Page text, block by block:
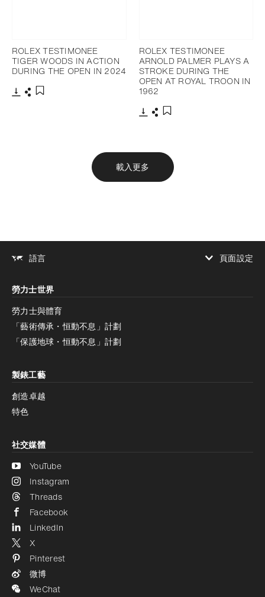
ROLEX TESTIMONEE
TIGER WOODS IN ACTION
DURING THE OPEN IN 2024
ROLEX TESTIMONEE
ARNOLD PALMER PLAYS A
STROKE DURING THE
OPEN AT ROYAL TROON IN
1962
載入更多
語言
頁面設定
增加對比度
停用
減少動畫
減少動畫
停用
勞力士世界
勞力士與體育
「藝術傳承・恒動不息」計劃
「保護地球・恒動不息」計劃
製錶工藝
創造卓越
特色
社交媒體
YouTube
Instagram
Threads
Facebook
LinkedIn
X
Pinterest
微博
WeChat